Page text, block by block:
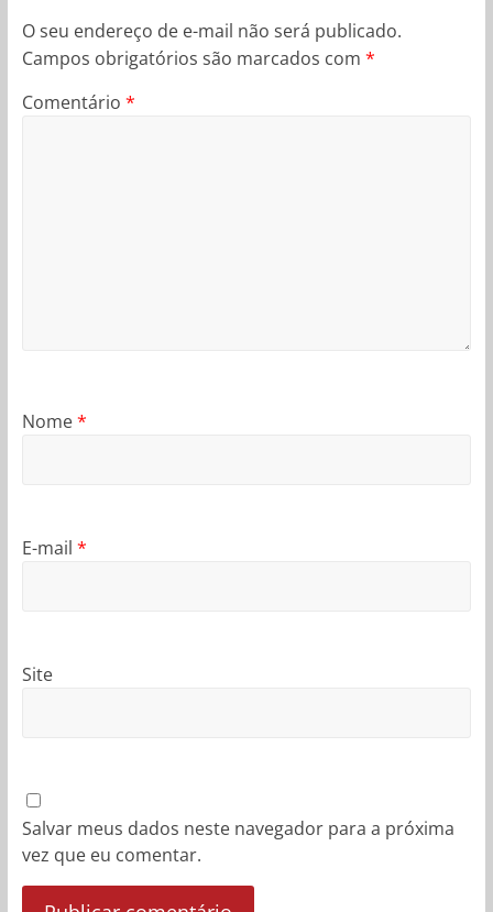
O seu endereço de e-mail não será publicado.
Campos obrigatórios são marcados com *
Comentário *
Nome*
E-mail *
Site
Salvar meus dados neste navegador para a próxima
vez que eu comentar.